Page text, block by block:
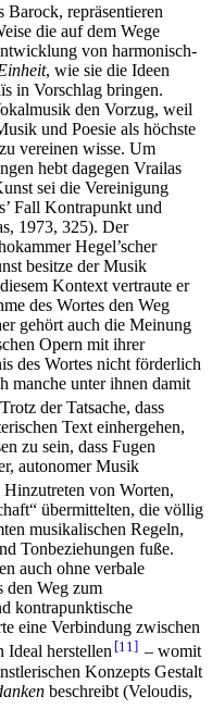
repräsentieren
die auf dem Wege
von harmonisch-
, wie sie die Ideen
in Vorschlag bringen.
den Vorzug, weil
und Poesie als höchste
vereinen wisse. Um
hebt dagegen Vrailas
sei die Vereinigung
Fall Kontrapunkt und
1973, 325). Der
Hegel’scher
besitze der Musik
Kontext vertraute er
des Wortes den Weg
gehört auch die Meinung
Opern mit ihrer
des Wortes nicht förderlich
manche unter ihnen damit
Trotz der Tatsache, dass
Text einhergehen,
zu sein, dass Fugen
autonomer Musik
Hinzutreten von Worten,
übermittelten, die völlig
musikalischen Regeln,
Tonbeziehungen fuße.
auch ohne verbale
den Weg zum
kontrapunktische
eine Verbindung zwischen
Ideal herstellen 11
– womit
Konzepts Gestalt
beschreibt (Veloudis,